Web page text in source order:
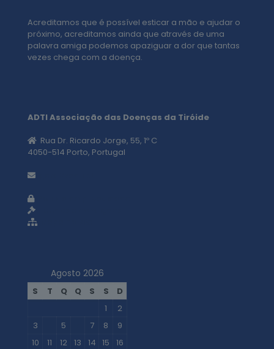
Acreditamos que é possível esticar a mão e ajudar o
próximo, acreditamos ainda que através de uma
palavra amiga podemos apaziguar a dor que tantas
vezes chega com a doença.
ADTI Associação das Doenças da Tiróide
Rua Dr. Ricardo Jorge, 55, 1º C
4050-514 Porto, Portugal
Agosto 2026
S T Q Q S S
D
1
2
3
5 7 8
9
10
11 12 13 14 15
16